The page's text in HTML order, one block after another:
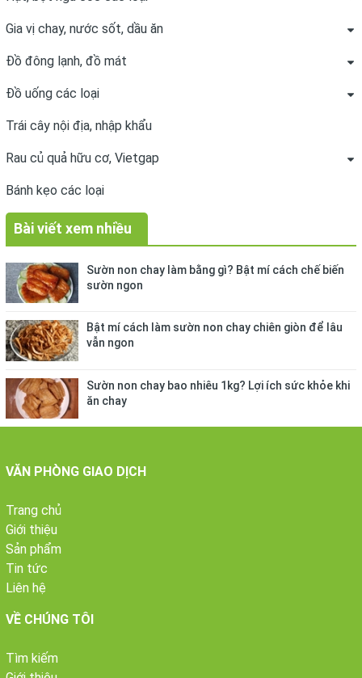
Gia vị chay, nước sốt, dầu ăn
Đồ đông lạnh, đồ mát
Đồ uống các loại
Trái cây nội địa, nhập khẩu
Rau củ quả hữu cơ, Vietgap
Bánh kẹo các loại
Bài viết xem nhiều
Sườn non chay làm bằng gì? Bật mí cách chế biến
sườn ngon
Bật mí cách làm sườn non chay chiên giòn để lâu
vẫn ngon
Sườn non chay bao nhiêu 1kg? Lợi ích sức khỏe khi
ăn chay
VĂN PHÒNG GIAO DỊCH
Trang chủ
Giới thiệu
Sản phẩm
Tin tức
Liên hệ
VỀ CHÚNG TÔI
Tìm kiếm